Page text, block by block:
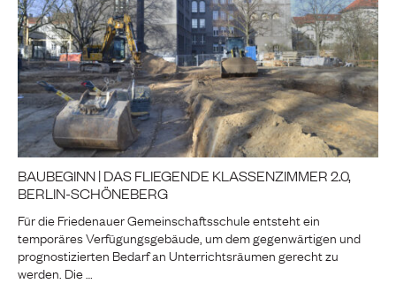
BAUBEGINN | DAS FLIEGENDE KLASSENZIMMER 2.0,
BERLIN-SCHÖNEBERG
Für die Friedenauer Gemeinschaftsschule entsteht ein
temporäres Verfügungsgebäude, um dem gegenwärtigen und
prognostizierten Bedarf an Unterrichtsräumen gerecht zu
werden. Die …